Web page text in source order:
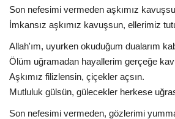
Son nefesimi vermeden aşkımız
İmkansız aşkımız kavuşsun, ellerimiz
Allah'ım, uyurken okuduğum dualarım
Ölüm uğramadan hayallerim gerçeğe
Aşkımız filizlensin, çiçekler açsın.
Mutluluk gülsün, gülecekler herkese
Son nefesimi vermeden, gözlerimi